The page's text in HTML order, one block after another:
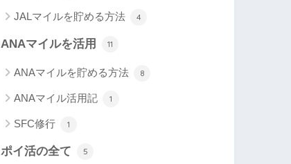
JALマイルを貯める方法 4
ANAマイルを活用 11
ANAマイルを貯める方法 8
ANAマイル活用記 1
SFC修行 1
ポイ活の全て 5